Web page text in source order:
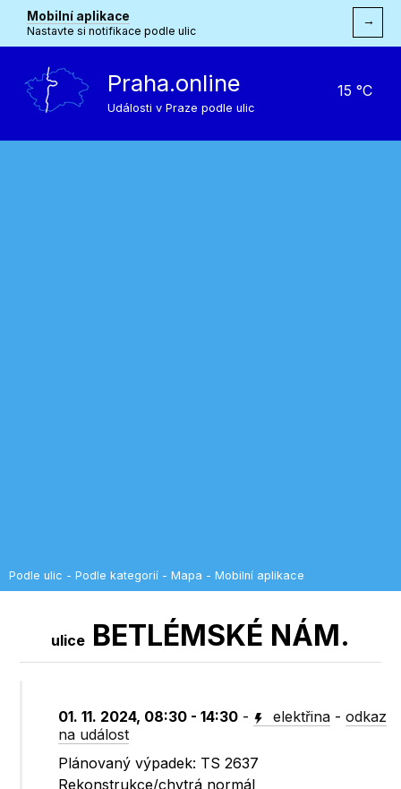
Mobilní aplikace
Nastavte si notifikace podle ulic
→
Praha.online
Události v Praze podle ulic
15 °C
Podle ulic - Podle kategorií - Mapa - Mobilní aplikace
ulice BETLÉMSKÉ NÁM.
01. 11. 2024, 08:30 - 14:30 - elektřina -odkaz
na událost
Plánovaný výpadek: TS 2637
Rekonstrukce/chytrá normál